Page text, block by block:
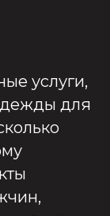
услуги,
для